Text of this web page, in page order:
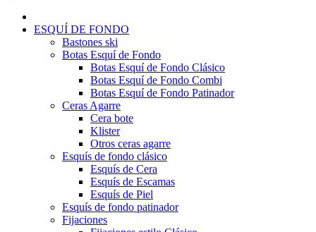
ESQUÍ DE FONDO
Bastones ski
Botas Esquí de Fondo
Botas Esquí de Fondo Clásico
Botas Esquí de Fondo Combi
Botas Esquí de Fondo Patinador
Ceras Agarre
Cera bote
Klister
Otros ceras agarre
Esquís de fondo clásico
Esquís de Cera
Esquís de Escamas
Esquís de Piel
Esquís de fondo patinador
Fijaciones